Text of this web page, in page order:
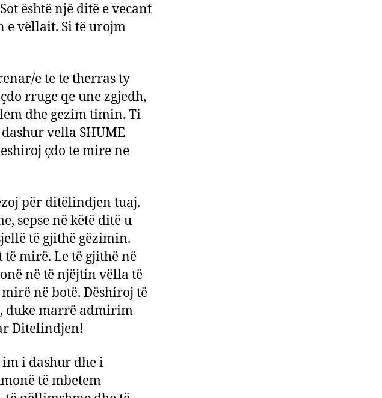
është një ditë e vecant
e vëllait. Si të urojm
e te te therras ty
rruge qe une zgjedh,
dhe gezim timin. Ti
vella SHUME
çdo te mire ne
për ditëlindjen tuaj.
sepse në këtë ditë u
të gjithë gëzimin.
mirë. Le të gjithë në
në të njëjtin vëlla të
në botë. Dëshiroj të
duke marrë admirim
Ditelindjen!
i dashur dhe i
të mbetem